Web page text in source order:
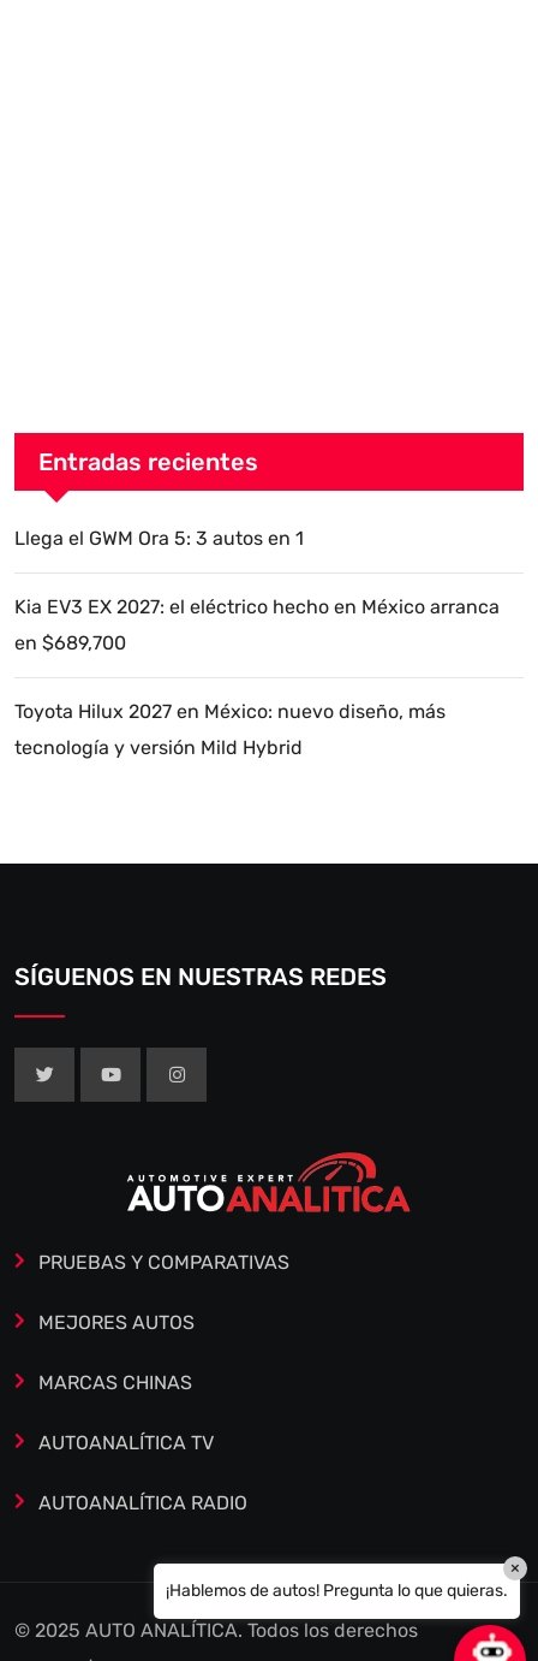
Entradas recientes
Llega el GWM Ora 5: 3 autos en 1
Kia EV3 EX 2027: el eléctrico hecho en México arranca
en $689,700
Toyota Hilux 2027 en México: nuevo diseño, más
tecnología y versión Mild Hybrid
SÍGUENOS EN NUESTRAS REDES
PRUEBAS Y COMPARATIVAS
MEJORES AUTOS
MARCAS CHINAS
AUTOANALÍTICA TV
AUTOANALÍTICA RADIO
© 2025 AUTO ANALÍTICA. Todos los derechos
¡Hablemos de autos! Pregunta lo que quieras.
×